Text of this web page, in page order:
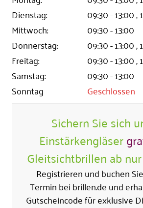
Dienstag:
09:30 - 13:00,
Mittwoch:
09:30 - 13:00
Donnerstag:
09:30 - 13:00,
Freitag:
09:30 - 13:00,
Samstag:
09:30 - 13:00
Sonntag
Geschlossen
Sichern Sie sich
Einstärkengläser
Gleitsichtbrillen ab nur
Registrieren und buchen
Termin bei brillen.de und
Gutscheincode für exklusive